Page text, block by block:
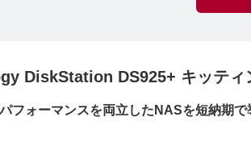
DiskStation DS925+ キッティ
フォーマンスを両立したNASを短納期